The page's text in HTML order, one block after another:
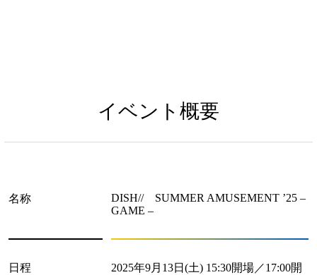
イベント概要
名称
DISH// SUMMER AMUSEMENT ’25 –
GAME –
日程
2025年9月13日(土) 15:30開場／17:00開